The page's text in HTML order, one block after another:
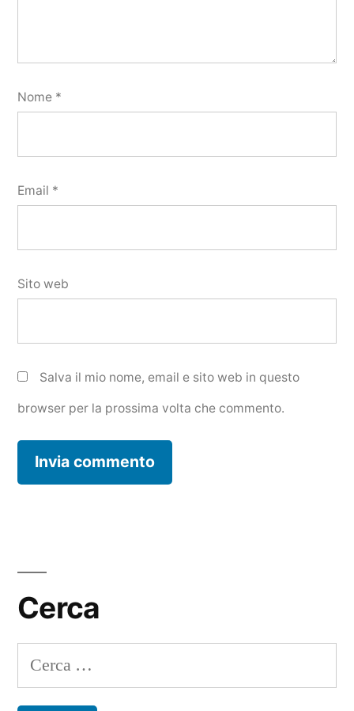
Nome *
Email *
Sito web
Salva il mio nome, email e sito web in questo
browser per la prossima volta che commento.
Cerca
Ricerca
per: